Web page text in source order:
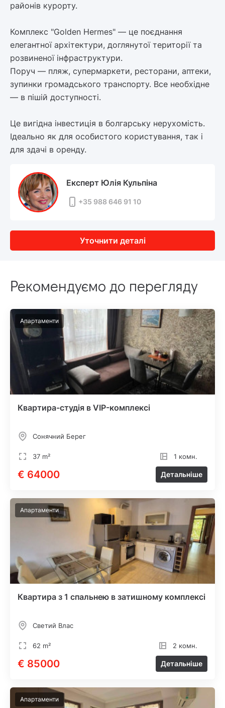
районів курорту.
Комплекс "Golden Hermes" — це поєднання
елегантної архітектури, доглянутої території та
розвиненої інфраструктури.
Поруч — пляж, супермаркети, ресторани, аптеки,
зупинки громадського транспорту. Все необхідне
— в пішій доступності.
Це вигідна інвестиція в болгарську нерухомість.
Ідеально як для особистого користування, так і
для здачі в оренду.
Експерт Юлія Кульпіна
+35 988 646 91 10
Уточнити деталі
Рекомендуємо до перегляду
Апартаменти
Квартира-студія в VIP-комплексі
Сонячний Берег
37 m² 1 комн.
€ 64000 Детальніше
Апартаменти
Квартира з 1 спальнею в затишному комплексі
Светий Влас
62 m² 2 комн.
€ 85000 Детальніше
Апартаменти